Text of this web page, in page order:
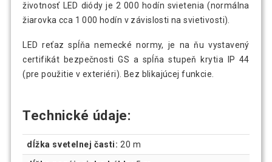
životnosť LED diódy je 2 000 hodín svietenia (normálna
žiarovka cca 1 000 hodín v závislosti na svietivosti).
LED reťaz spĺňa nemecké normy, je na ňu vystavený
certifikát bezpečnosti GS a spĺňa stupeň krytia IP 44
(pre použitie v exteriéri). Bez blikajúcej funkcie.
Technické údaje:
dĺžka svetelnej časti: 20 m